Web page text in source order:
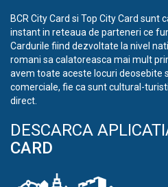
BCR City Card si Top City Card sunt
instant in reteaua de parteneri ce
Cardurile fiind dezvoltate la nivel
romani sa calatoreasca mai mult
avem toate aceste locuri deosebite
comerciale, fie ca sunt cultural-
direct.
DESCARCA
CARD